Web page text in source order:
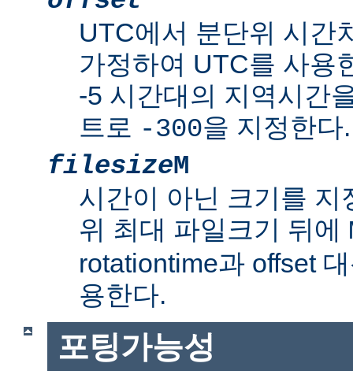
UTC에서 분단위 시간
가정하여 UTC를 사용
-5 시간대의 지역시간
트로 -300을 지정한다.
filesizeM
시간이 아닌 크기를
위 최대 파일크기 뒤에
rotationtime과 offset
용한다.
포팅가능성